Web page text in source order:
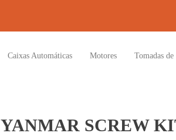
Caixas Automáticas Motores Tomadas
YANMAR SCREW